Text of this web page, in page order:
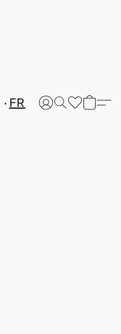
FR